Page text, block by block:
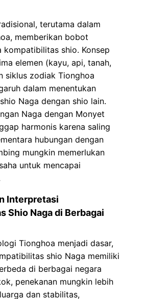
terutama dalam
memberikan bobot
kompatibilitas shio. Konsep
elemen (kayu, api, tanah,
siklus zodiak Tionghoa
dalam menentukan
Naga dengan shio lain.
Naga dengan Monyet
harmonis karena saling
hubungan dengan
mungkin memerlukan
untuk mencapai
Interpretasi
Shio Naga di Berbagai
Tionghoa menjadi dasar,
shio Naga memiliki
di berbagai negara
penekanan mungkin lebih
dan stabilitas,